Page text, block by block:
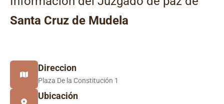
Santa Cruz de Mudela
Direccion
Plaza De la Constitución 1
Ubicación